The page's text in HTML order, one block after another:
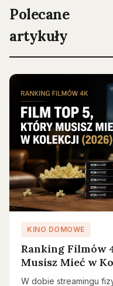
Polecane
artykuły
KINO DOMOWE
Ranking Filmów
Musisz Mieć w
W dobie streamingu